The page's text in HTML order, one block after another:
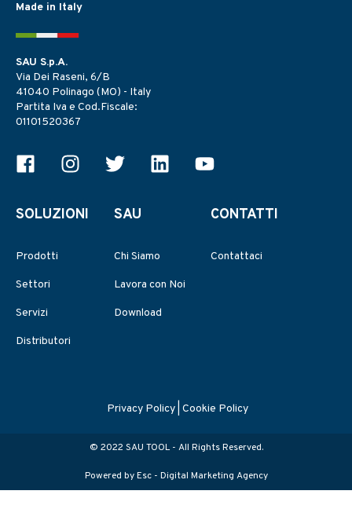
Made in Italy
SAU S.p.A.
Via Dei Raseni, 6/B
41040 Polinago (MO) - Italy
Partita Iva e Cod.Fiscale:
01101520367
SOLUZIONI
Prodotti
Settori
Servizi
Distributori
SAU
Chi Siamo
Lavora con Noi
Download
CONTATTI
Contattaci
Privacy Policy Cookie Policy
© 2022 SAU TOOL - All Rights Reserved.
Powered by Esc - Digital Marketing Agency